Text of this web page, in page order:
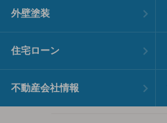
外壁塗装
住宅ローン
不動産会社情報